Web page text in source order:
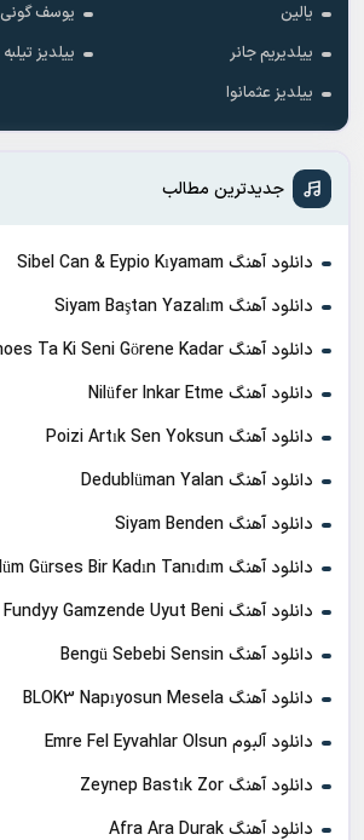
یالین
یوسف گونی
ییلدیریم جانر
ییلدیز تیلبه
ییلدیز عثمانوا
جدیدترین مطالب
دانلود آهنگ Sibel Can & Eypio Kıyamam
دانلود آهنگ Siyam Baştan Yazalım
دانلود آهنگ Ankara Echoes Ta Ki Seni Görene Kadar
دانلود آهنگ Nilüfer Inkar Etme
دانلود آهنگ Poizi Artık Sen Yoksun
دانلود آهنگ Dedublüman Yalan
دانلود آهنگ Siyam Benden
دانلود آهنگ Müslüm Gürses Bir Kadın Tanıdım
دانلود آهنگ Fundyy Gamzende Uyut Beni
دانلود آهنگ Bengü Sebebi Sensin
دانلود آهنگ BLOK3 Napıyosun Mesela
دانلود آلبوم Emre Fel Eyvahlar Olsun
دانلود آهنگ Zeynep Bastık Zor
دانلود آهنگ Afra Ara Durak